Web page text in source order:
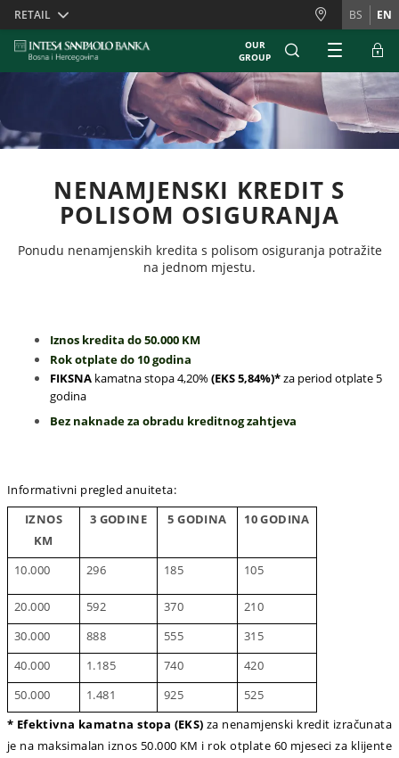
Skiplinks
RETAIL BS EN
OUR
GROUP
NENAMJENSKI KREDIT S
POLISOM OSIGURANJA
Ponudu nenamjenskih kredita s polisom osiguranja potražite
na jednom mjestu.
Iznos kredita do 50.000 KM
Rok otplate do 10 godina
FIKSNA kamatna stopa 4,20% (EKS 5,84%)*za period otplate 5
godina
Bez naknade za obradu kreditnog zahtjeva
Informativni pregled anuiteta:
IZNOS
KM
3 GODINE 5 GODINA 10 GODINA
10.000 296 185 105
20.000 592 370
210
30.000
888 555
315
40.000
1.185 740
420
50.000
1.481 925
525
* Efektivna kamatna stopa (EKS)za nenamjenski kredit izračunata
je na maksimalan iznos 50.000 KM i rok otplate 60 mjeseci za klijente